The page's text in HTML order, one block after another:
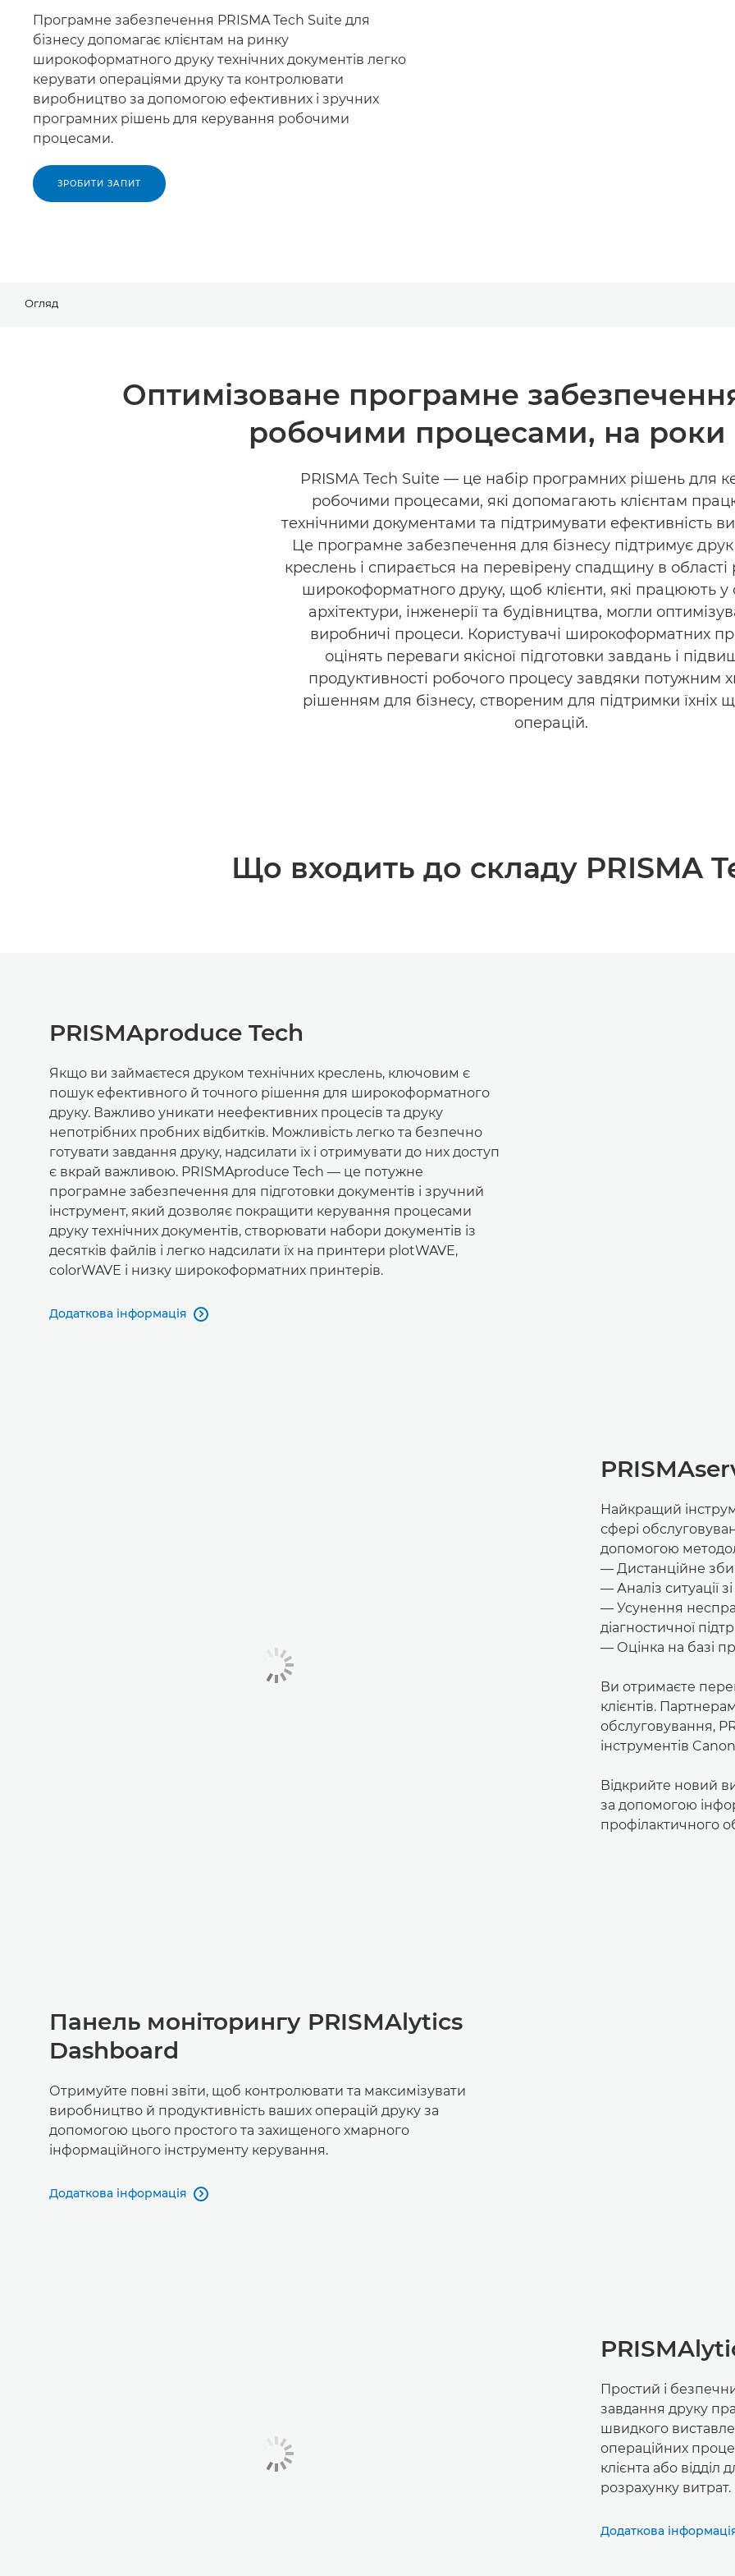
Програмне забезпечення PRISMA Tech Suite для
бізнесу допомагає клієнтам на ринку
широкоформатного друку технічних документів легко
керувати операціями друку та контролювати
виробництво за допомогою ефективних і зручних
програмних рішень для керування робочими
процесами.
ЗРОБИТИ ЗАПИТ
Огляд
Оптимізоване програмне
робочими процесами, на роки
PRISMA Tech Suite — це набір програмних рішень для
робочими процесами, які допомагають клієнтам
технічними документами та підтримувати ефективність
Це програмне забезпечення для бізнесу підтримує друк
креслень і спирається на перевірену спадщину в
широкоформатного друку, щоб клієнти, які працюють у
архітектури, інженерії та будівництва, могли
виробничі процеси. Користувачі широкоформатних
оцінять переваги якісної підготовки завдань і
продуктивності робочого процесу завдяки потужним
рішенням для бізнесу, створеним для підтримки їхніх
операцій.
Що входить до складу PRISMA
PRISMAproduce Tech
Якщо ви займаєтеся друком технічних креслень, ключовим є
пошук ефективного й точного рішення для широкоформатного
друку. Важливо уникати неефективних процесів та друку
непотрібних пробних відбитків. Можливість легко та безпечно
готувати завдання друку, надсилати їх і отримувати до них доступ
є вкрай важливою. PRISMAproduce Tech — це потужне
програмне забезпечення для підготовки документів і зручний
інструмент, який дозволяє покращити керування процесами
друку технічних документів, створювати набори документів із
десятків файлів і легко надсилати їх на принтери plotWAVE,
colorWAVE і низку широкоформатних принтерів.
Додаткова інформація 
Найкращий
сфері
допомогою
— Дистанційне
— Аналіз ситуації
— Усунення
діагностичної
— Оцінка на базі
Ви отримаєте
клієнтів.
обслуговування,
інструментів
Відкрийте новий
за допомогою
профілактичного
Панель моніторингу PRISMAlytics
Dashboard
Отримуйте повні звіти, щоб контролювати та максимізувати
виробництво й продуктивність ваших операцій друку за
допомогою цього простого та захищеного хмарного
інформаційного інструменту керування.
Додаткова інформація 
Простий і
завдання друку
швидкого
операційних
клієнта або відділ
розрахунку витрат.
Додаткова